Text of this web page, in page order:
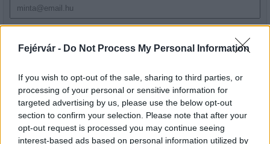
Fejérvár - Do Not Process My Personal Information
If you wish to opt-out of the sale, sharing to third parties, or
processing of your personal or sensitive information for
targeted advertising by us, please use the below opt-out
section to confirm your selection. Please note that after your
opt-out request is processed you may continue seeing
interest-based ads based on personal information utilized by
szabályzatot!
LEGFRISSEBB